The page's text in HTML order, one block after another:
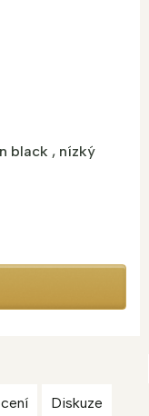
black , nízký
Diskuze